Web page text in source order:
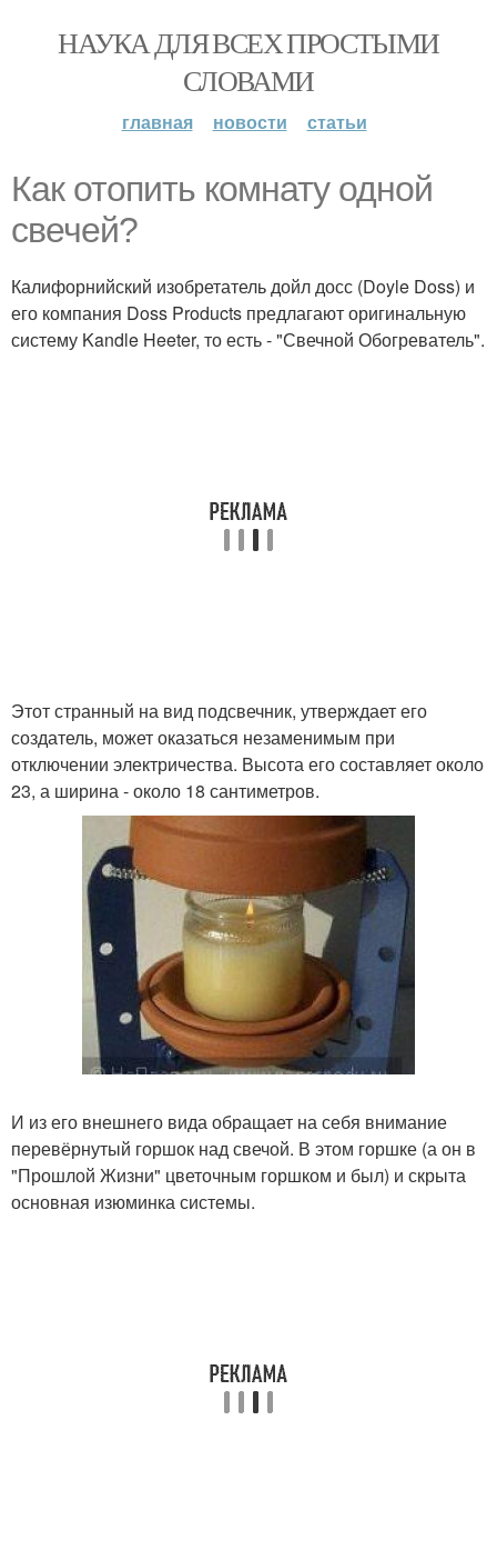
НАУКА ДЛЯ ВСЕХ ПРОСТЫМИ
СЛОВАМИ
главная новости статьи
Как отопить комнату одной
свечей?
Калифорнийский изобретатель дойл досс (Doyle Doss) и
его компания Doss Products предлагают оригинальную
систему Kandle Heeter, то есть - "Свечной Обогреватель".
Этот странный на вид подсвечник, утверждает его
создатель, может оказаться незаменимым при
отключении электричества. Высота его составляет около
23, а ширина - около 18 сантиметров.
И из его внешнего вида обращает на себя внимание
перевёрнутый горшок над свечой. В этом горшке (а он в
"Прошлой Жизни" цветочным горшком и был) и скрыта
основная изюминка системы.